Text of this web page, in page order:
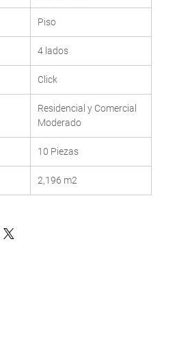
Piso
4 lados
Click
Residencial y Comercial
Moderado
10 Piezas
2,196 m2